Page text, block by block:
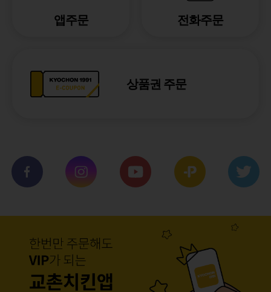
앱주문 전화주문
상품권 주문